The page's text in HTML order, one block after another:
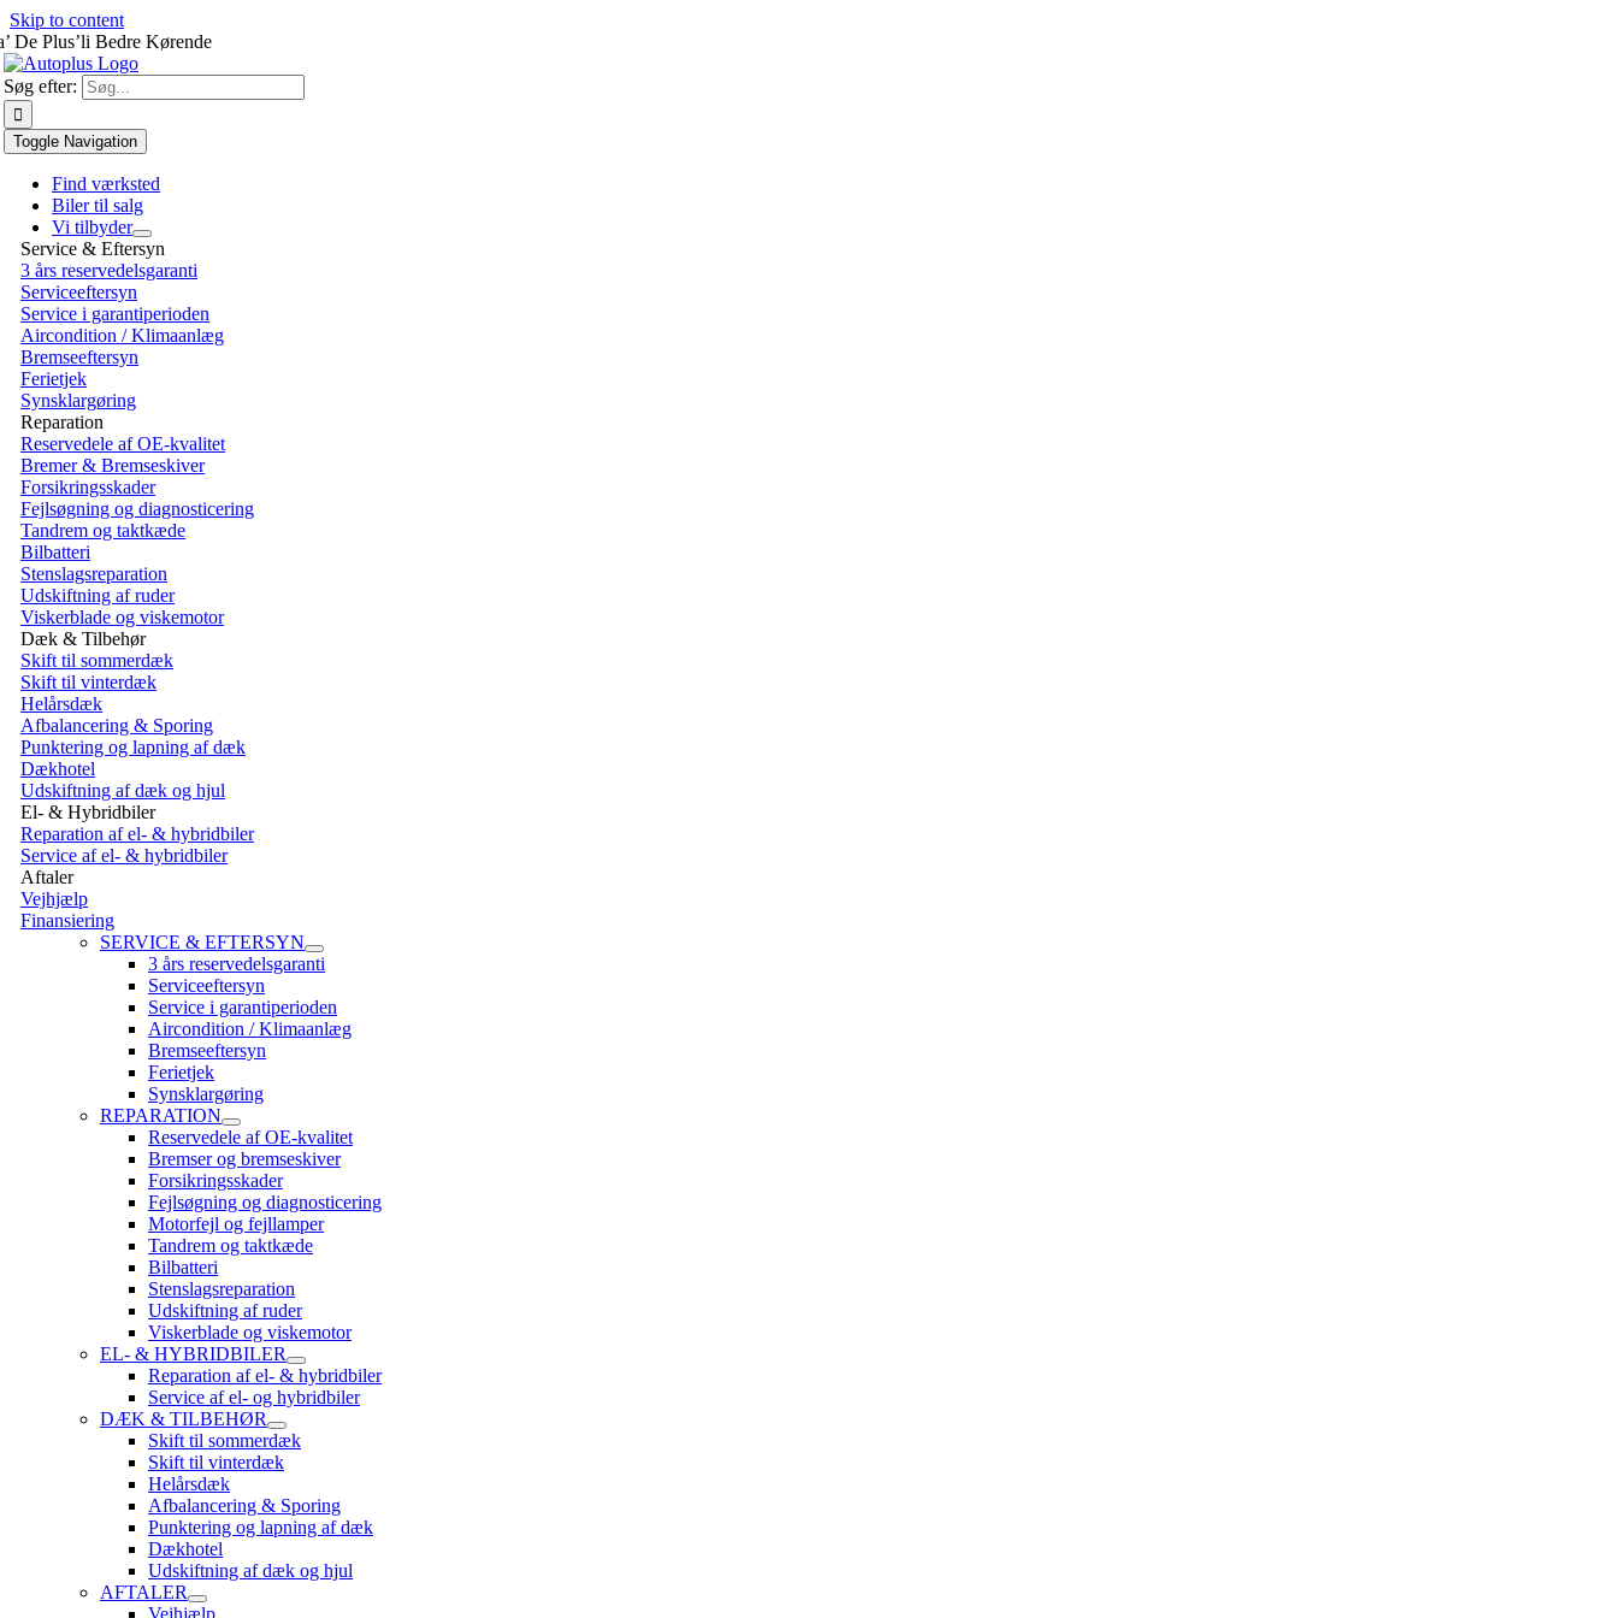
Skip to content
De Plus’li Bedre Kørende
Søg efter:
Toggle Navigation
Find værksted
Biler til salg
Vi tilbyder
Service & Eftersyn
3 års reservedelsgaranti
Serviceeftersyn
Service i garantiperioden
Aircondition / Klimaanlæg
Bremseeftersyn
Ferietjek
Synsklargøring
Reparation
Reservedele af OE-kvalitet
Bremer & Bremseskiver
Forsikringsskader
Fejlsøgning og diagnosticering
Tandrem og taktkæde
Bilbatteri
Stenslagsreparation
Udskiftning af ruder
Viskerblade og viskemotor
Dæk & Tilbehør
Skift til sommerdæk
Skift til vinterdæk
Helårsdæk
Afbalancering & Sporing
Punktering og lapning af dæk
Dækhotel
Udskiftning af dæk og hjul
El- & Hybridbiler
Reparation af el- & hybridbiler
Service af el- & hybridbiler
Aftaler
Vejhjælp
Finansiering
SERVICE & EFTERSYN
3 års reservedelsgaranti
Serviceeftersyn
Service i garantiperioden
Aircondition / Klimaanlæg
Bremseeftersyn
Ferietjek
Synsklargøring
REPARATION
Reservedele af OE-kvalitet
Bremser og bremseskiver
Forsikringsskader
Fejlsøgning og diagnosticering
Motorfejl og fejllamper
Tandrem og taktkæde
Bilbatteri
Stenslagsreparation
Udskiftning af ruder
Viskerblade og viskemotor
EL- & HYBRIDBILER
Reparation af el- & hybridbiler
Service af el- og hybridbiler
DÆK & TILBEHØR
Skift til sommerdæk
Skift til vinterdæk
Helårsdæk
Afbalancering & Sporing
Punktering og lapning af dæk
Dækhotel
Udskiftning af dæk og hjul
AFTALER
Vejhjælp